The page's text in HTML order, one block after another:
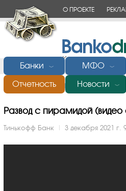
О ПРОЕКТЕ
Банки ﹀ МФО ﹀
Отчетность Новости ﹀
Главная/Банки России/
Развод с пирамидой (видео
Тинькофф Банк | 3 декабря 2021 г.